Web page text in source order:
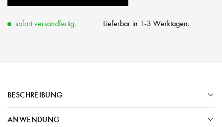
sofort versandfertig. Lieferbar in 1-3 Werktagen.
BESCHREIBUNG
ANWENDUNG